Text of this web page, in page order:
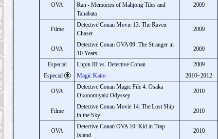
OVA
Ran - Memories of Mahjong Tiles and
Tanabata
2009
Filme
Detective Conan Movie 13: The Raven
Chaser
2009
OVA
Detective Conan OVA 09: The Stranger in
10 Years...
2009
Especial Lupin III vs. Detective Conan
2009
Especial
Magic Kaito 2010~2012
OVA
Detective Conan Magic File 4: Osaka
Okonomiyaki Odyssey
2010
Filme
Detective Conan Movie 14: The Lost Ship
in the Sky
2010
OVA
Detective Conan OVA 10: Kid in Trap
Island
2010